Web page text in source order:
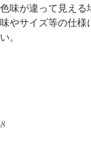
が違って見える
やサイズ等の仕様
。